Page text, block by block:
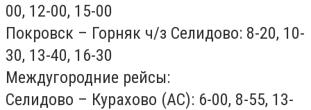
00, 12-00, 15-00
Покровск – Горняк ч/з Селидово: 8-20, 10-
30, 13-40, 16-30
Междугородние рейсы:
Селидово – Курахово (АС): 6-00, 8-55, 13-